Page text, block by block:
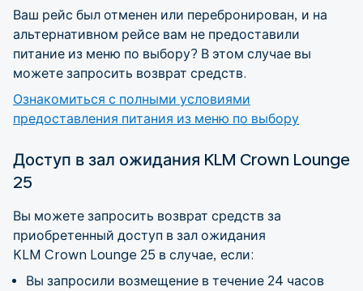
Ваш рейс был отменен или перебронирован, и на
альтернативном рейсе вам не предоставили
питание из меню по выбору? В этом случае вы
можете запросить возврат средств.
Ознакомиться с полными условиями
предоставления питания из меню по выбору
Доступ в зал ожидания KLM Crown Lounge
25
Вы можете запросить возврат средств за
приобретенный доступ в зал ожидания
KLM Crown Lounge 25 в случае, если:
Вы запросили возмещение в течение 24 часов